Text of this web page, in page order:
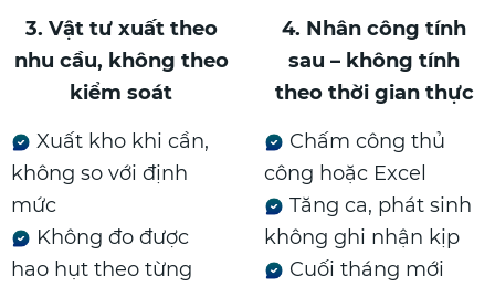
3. Vật tư xuất theo
nhu cầu, không theo
kiểm soát
Xuất kho khi cần,
không so với định
mức
Không đo được
hao hụt theo từng
4. Nhân công tính
sau – không tính
theo thời gian thực
Chấm công thủ
công hoặc Excel
Tăng ca, phát sinh
không ghi nhận kịp
Cuối tháng mới